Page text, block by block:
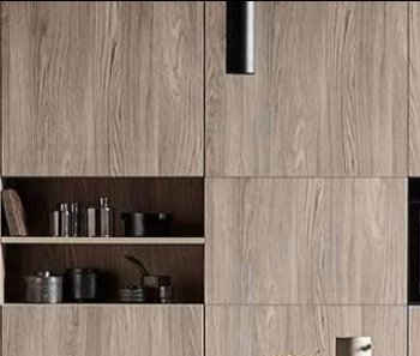
לייעוץ מקצועי והצעת מחיר: 072-2160644
V-ZUG
BORA
FLAMMKRAFT